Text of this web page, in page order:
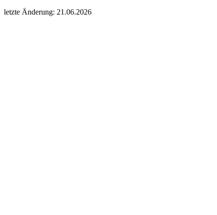
letzte Änderung: 21.06.2026